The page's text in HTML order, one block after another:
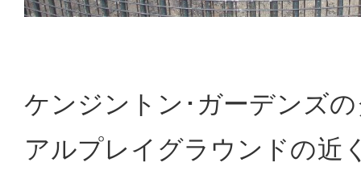
ケンジントン･ガーデンズ
アルプレイグラウンドの近